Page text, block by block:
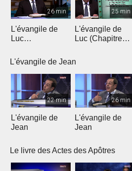
26 min
L'évangile de
Luc
25 min
L'évangile de
Luc (Chapitre
L'évangile de Jean
22 min
L'évangile de
Jean
26 min
L'évangile de
Jean
Le livre des Actes des Apôtres